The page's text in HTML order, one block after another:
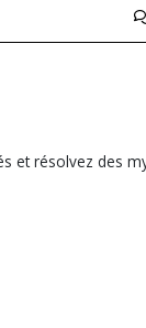
et résolvez des